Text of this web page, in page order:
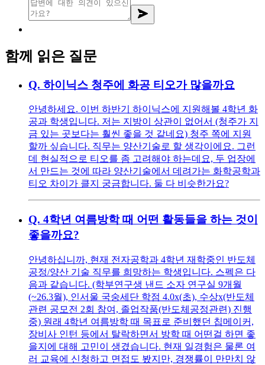
함께 읽은 질문
Q. 하이닉스 청주에 화공 티오가 많을까요
안녕하세요. 이번 하반기 하이닉스에 지원해볼 4학년 화
공과 학생입니다. 저는 지방이 상관이 없어서 (청주가 지
금 있는 곳보다는 훨씬 좋을 것 같네요) 청주 쪽에 지원
할까 싶습니다. 직무는 양산기술로 할 생각이에요. 그런
데 현실적으로 티오를 좀 고려해야 하는데요, 두 업장에
서 만드는 것에 따라 양산기술에서 데려가는 화학공학과
티오 차이가 클지 궁금합니다. 둘 다 비슷한가요?
Q. 4학년 여름방학 때 어떤 활동들을 하는 것이
좋을까요?
안녕하십니까, 현재 전자공학과 4학년 재학중인 반도체
공정/양산 기술 직무를 희망하는 학생입니다. 스펙은 다
음과 같습니다. (학부연구생 낸드 소자 연구실 9개월
(~26.3월), 인서울 국숭세단 학점 4.0x(초), 수상x(반도체
관련 공모전 2회 참여, 졸업작품(반도체공정관련) 진행
중) 원래 4학년 여름방학 때 목표로 준비했던 칩메이커,
장비사 인턴 등에서 탈락하면서 방학 때 어떤걸 하면 좋
을지에 대해 고민이 생겼습니다. 현재 일경험은 물론 여
러 교육에 신청하고 면접도 봤지만, 경쟁률이 만만치 않